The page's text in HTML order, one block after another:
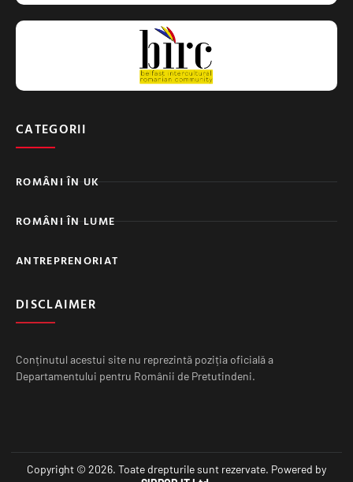
CATEGORII
ROMÂNI ÎN UK
ROMÂNI ÎN LUME
ANTREPRENORIAT
DISCLAIMER
Conținutul acestui site nu reprezintă poziția oficială a
Departamentului pentru Românii de Pretutindeni.
Copyright © 2026. Toate drepturile sunt rezervate. Powered by